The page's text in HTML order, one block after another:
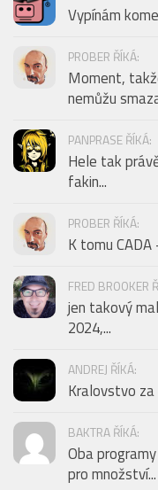
Vypínám
PROBER ŘÍKÁ:
Moment,
nemůžu
PANPRASE ŘÍKÁ:
Hele tak
fakin...
PROBER ŘÍKÁ:
K tomu
FRED BROOKER
jen takový
2024,...
ANDREJ ŘÍKÁ:
Kralovstvo za
BAKTRA ŘÍKÁ:
Oba
pro množství...